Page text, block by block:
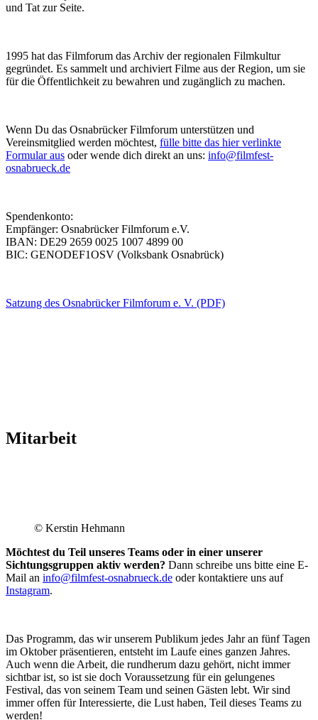
und Tat zur Seite.
1995 hat das Filmforum das Archiv der regionalen Filmkultur
gegründet. Es sammelt und archiviert Filme aus der Region, um sie
für die Öffentlichkeit zu bewahren und zugänglich zu machen.
Wenn Du das Osnabrücker Filmforum unterstützen und
Vereinsmitglied werden möchtest, fülle bitte das hier verlinkte
Formular aus oder wende dich direkt an uns: info@filmfest-
osnabrueck.de
Spendenkonto:
Empfänger: Osnabrücker Filmforum e.V.
IBAN: DE29 2659 0025 1007 4899 00
BIC: GENODEF1OSV (Volksbank Osnabrück)
Satzung des Osnabrücker Filmforum e. V. (PDF)
Mitarbeit
© Kerstin Hehmann
Möchtest du Teil unseres Teams oder in einer unserer
Sichtungsgruppen aktiv werden? Dann schreibe uns bitte eine E-
Mail an info@filmfest-osnabrueck.de oder kontaktiere uns auf
Instagram.
Das Programm, das wir unserem Publikum jedes Jahr an fünf Tagen
im Oktober präsentieren, entsteht im Laufe eines ganzen Jahres.
Auch wenn die Arbeit, die rundherum dazu gehört, nicht immer
sichtbar ist, so ist sie doch Voraussetzung für ein gelungenes
Festival, das von seinem Team und seinen Gästen lebt. Wir sind
immer offen für Interessierte, die Lust haben, Teil dieses Teams zu
werden!